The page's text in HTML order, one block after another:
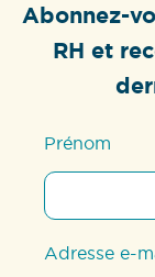
Abonnez-
RH et
Prénom
Adresse e-